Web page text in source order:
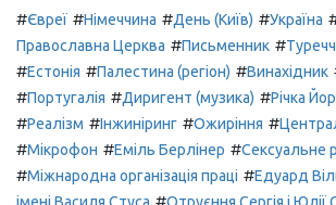
#Євреї #Німеччина #День (Київ) #Україна
Православна Церква #Письменник #
#Естонія #Палестина (регіон) #Винахідник
#Португалія #Диригент (музика) #Річка
#Реалізм #Інжиніринг #Ожиріння #
#Мікрофон #Еміль Берлінер #Сексуальне
#Міжнародна організація праці #Едуард